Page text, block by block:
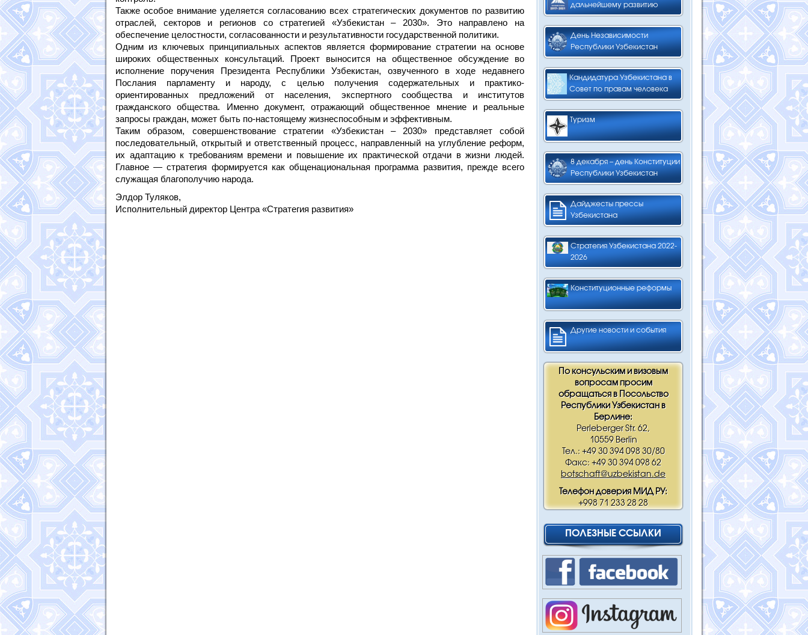
дальнейшему развитию
День Независимости
Республики Узбекистан
Кандидатура Узбекистана в
Совет по правам человека
Туризм
8 декабря – день Конституции
Республики Узбекистан
Дайджесты прессы
Узбекистана
Стратегия Узбекистана 2022-
2026
Конституционные реформы
Другие новости и события
По консульским и визовым
вопросам просим
обращаться в Посольство
Республики Узбекистан в
Берлине:
Perleberger Str. 62,
10559 Berlin
Тел.: +49 30 394 098 30/80
Факс: +49 30 394 098 62
botschaft@uzbekistan.de
Телефон доверия МИД РУ:
+998 71 233 28 28
ПОЛЕЗНЫЕ ССЫЛКИ
Также особое внимание уделяется согласованию всех стратегических документов по развитию
отраслей, секторов и регионов со стратегией «Узбекистан – 2030». Это направлено на
обеспечение целостности, согласованности и результативности государственной политики.
Одним из ключевых принципиальных аспектов является формирование стратегии на основе
широких общественных консультаций. Проект выносится на общественное обсуждение во
исполнение поручения Президента Республики Узбекистан, озвученного в ходе недавнего
Послания парламенту и народу, с целью получения содержательных и практико-
ориентированных предложений от населения, экспертного сообщества и институтов
гражданского общества. Именно документ, отражающий общественное мнение и реальные
запросы граждан, может быть по-настоящему жизнеспособным и эффективным.
Таким образом, совершенствование стратегии «Узбекистан – 2030» представляет собой
последовательный, открытый и ответственный процесс, направленный на углубление реформ,
их адаптацию к требованиям времени и повышение их практической отдачи в жизни людей.
Главное — стратегия формируется как общенациональная программа развития, прежде всего
служащая благополучию народа.
Элдор Туляков,
Исполнительный директор Центра «Стратегия развития»